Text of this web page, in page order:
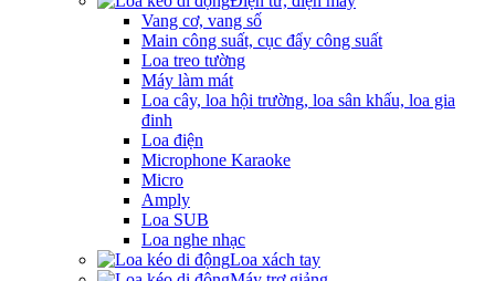
Vang cơ, vang số
Main công suất, cục đẩy công suất
Loa treo tường
Máy làm mát
Loa cây, loa hội trường, loa sân khấu, loa gia
đinh
Loa điện
Microphone Karaoke
Micro
Amply
Loa SUB
Loa nghe nhạc
Loa xách tay